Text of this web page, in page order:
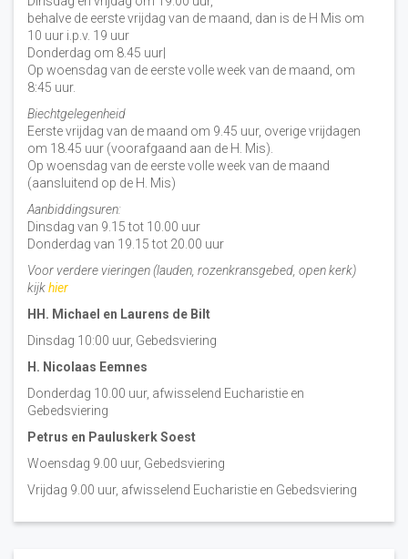
behalve de eerste vrijdag van de maand, dan is de H Mis om
10 uur i.p.v. 19 uur
Donderdag om 8.45 uur|
Op woensdag van de eerste volle week van de maand, om
8:45 uur.
Biechtgelegenheid
Eerste vrijdag van de maand om 9.45 uur, overige vrijdagen
om 18.45 uur (voorafgaand aan de H. Mis).
Op woensdag van de eerste volle week van de maand
(aansluitend op de H. Mis)
Aanbiddingsuren:
Dinsdag van 9.15 tot 10.00 uur
Donderdag van 19.15 tot 20.00 uur
Voor verdere vieringen (lauden, rozenkransgebed, open kerk)
kijkhier
HH. Michael en Laurens de Bilt
Dinsdag 10:00 uur, Gebedsviering
H. Nicolaas Eemnes
Donderdag 10.00 uur, afwisselend Eucharistie en
Gebedsviering
Petrus en Pauluskerk Soest
Woensdag 9.00 uur, Gebedsviering
Vrijdag 9.00 uur, afwisselend Eucharistie en Gebedsviering